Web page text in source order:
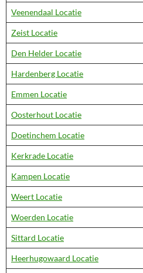
Veenendaal Locatie
Zeist Locatie
Den Helder Locatie
Hardenberg Locatie
Emmen Locatie
Oosterhout Locatie
Doetinchem Locatie
Kerkrade Locatie
Kampen Locatie
Weert Locatie
Woerden Locatie
Sittard Locatie
Heerhugowaard Locatie